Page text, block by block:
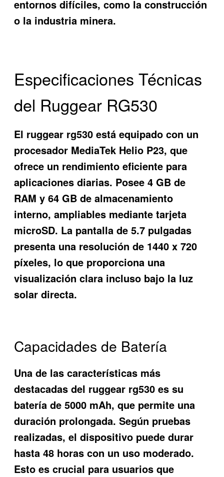
entornos difíciles, como la construcción
o la industria minera.
Especificaciones Técnicas
del Ruggear RG530
El ruggear rg530 está equipado con un
procesador MediaTek Helio P23, que
ofrece un rendimiento eficiente para
aplicaciones diarias. Posee 4 GB de
RAM y 64 GB de almacenamiento
interno, ampliables mediante tarjeta
microSD. La pantalla de 5.7 pulgadas
presenta una resolución de 1440 x 720
píxeles, lo que proporciona una
visualización clara incluso bajo la luz
solar directa.
Capacidades de Batería
Una de las características más
destacadas del ruggear rg530 es su
batería de 5000 mAh, que permite una
duración prolongada. Según pruebas
realizadas, el dispositivo puede durar
hasta 48 horas con un uso moderado.
Esto es crucial para usuarios que